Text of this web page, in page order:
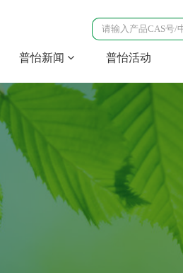
普怡新闻 普怡活动